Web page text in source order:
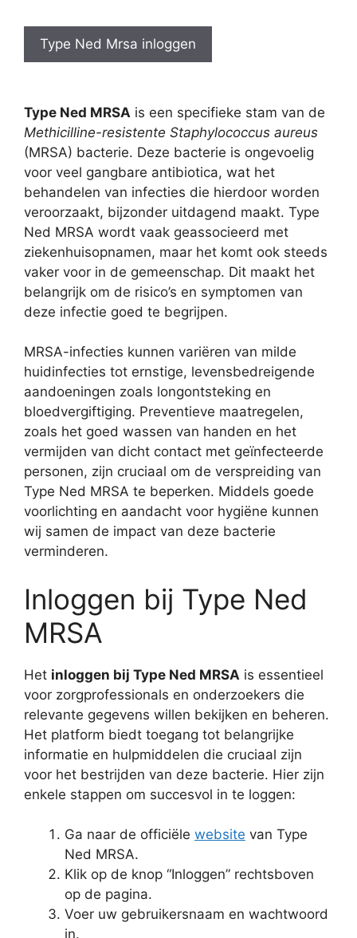
Type Ned Mrsa inloggen
Type Ned MRSA is een specifieke stam van de
Methicilline-resistente Staphylococcus aureus
(MRSA) bacterie. Deze bacterie is ongevoelig
voor veel gangbare antibiotica, wat het
behandelen van infecties die hierdoor worden
veroorzaakt, bijzonder uitdagend maakt. Type
Ned MRSA wordt vaak geassocieerd met
ziekenhuisopnamen, maar het komt ook steeds
vaker voor in de gemeenschap. Dit maakt het
belangrijk om de risico’s en symptomen van
deze infectie goed te begrijpen.
MRSA-infecties kunnen variëren van milde
huidinfecties tot ernstige, levensbedreigende
aandoeningen zoals longontsteking en
bloedvergiftiging. Preventieve maatregelen,
zoals het goed wassen van handen en het
vermijden van dicht contact met geïnfecteerde
personen, zijn cruciaal om de verspreiding van
Type Ned MRSA te beperken. Middels goede
voorlichting en aandacht voor hygiëne kunnen
wij samen de impact van deze bacterie
verminderen.
Inloggen bij Type Ned
MRSA
Het inloggen bij Type Ned MRSA is essentieel
voor zorgprofessionals en onderzoekers die
relevante gegevens willen bekijken en beheren.
Het platform biedt toegang tot belangrijke
informatie en hulpmiddelen die cruciaal zijn
voor het bestrijden van deze bacterie. Hier zijn
enkele stappen om succesvol in te loggen:
Ga naar de officiële website van Type
Ned MRSA.
Klik op de knop “Inloggen” rechtsboven
op de pagina.
Voer uw gebruikersnaam en wachtwoord
in.